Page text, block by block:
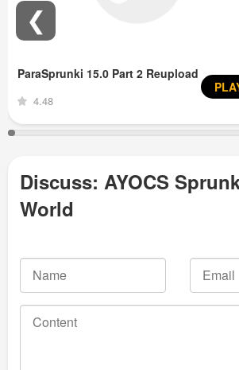
ParaSprunki 15.0 Part 2 Reupload
4.48
❮
Discuss: AYOCS
World